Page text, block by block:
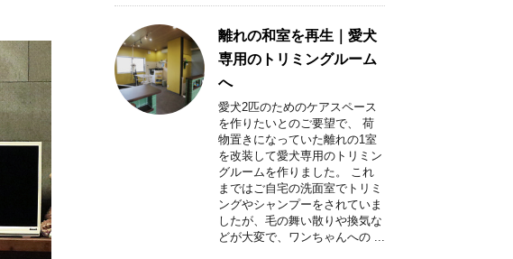
離れの和室を再生｜愛犬
専用のトリミングルーム
へ
愛犬2匹のためのケアスペース
を作りたいとのご要望で、 荷
物置きになっていた離れの1室
を改装して愛犬専用のトリミン
グルームを作りました。 これ
まではご自宅の洗面室でトリミ
ングやシャンプーをされていま
したが、毛の舞い散りや換気な
どが大変で、ワンちゃんへの ...